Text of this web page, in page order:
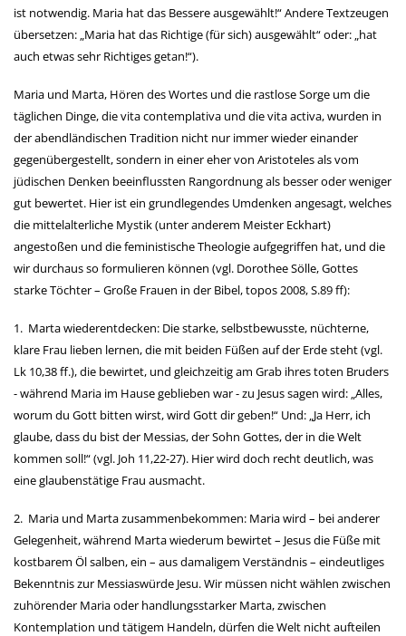
ist notwendig. Maria hat das Bessere ausgewählt!“ Andere Textzeugen
übersetzen: „Maria hat das Richtige (für sich) ausgewählt“ oder: „hat
auch etwas sehr Richtiges getan!“).
Maria und Marta, Hören des Wortes und die rastlose Sorge um die
täglichen Dinge, die vita contemplativa und die vita activa, wurden in
der abendländischen Tradition nicht nur immer wieder einander
gegenübergestellt, sondern in einer eher von Aristoteles als vom
jüdischen Denken beeinflussten Rangordnung als besser oder weniger
gut bewertet. Hier ist ein grundlegendes Umdenken angesagt, welches
die mittelalterliche Mystik (unter anderem Meister Eckhart)
angestoßen und die feministische Theologie aufgegriffen hat, und die
wir durchaus so formulieren können (vgl. Dorothee Sölle, Gottes
starke Töchter – Große Frauen in der Bibel, topos 2008, S.89 ff):
1. Marta wiederentdecken: Die starke, selbstbewusste, nüchterne,
klare Frau lieben lernen, die mit beiden Füßen auf der Erde steht (vgl.
Lk 10,38 ff.), die bewirtet, und gleichzeitig am Grab ihres toten Bruders
- während Maria im Hause geblieben war - zu Jesus sagen wird: „Alles,
worum du Gott bitten wirst, wird Gott dir geben!“ Und: „Ja Herr, ich
glaube, dass du bist der Messias, der Sohn Gottes, der in die Welt
kommen soll!“(vgl. Joh 11,22-27). Hier wird doch recht deutlich, was
eine glaubenstätige Frau ausmacht.
2. Maria und Marta zusammenbekommen: Maria wird – bei anderer
Gelegenheit, während Marta wiederum bewirtet – Jesus die Füße mit
kostbarem Öl salben, ein – aus damaligem Verständnis – eindeutliges
Bekenntnis zur Messiaswürde Jesu.Wir müssen nicht wählen zwischen
zuhörender Maria oder handlungsstarker Marta, zwischen
Kontemplation und tätigem Handeln, dürfen die Welt nicht aufteilen